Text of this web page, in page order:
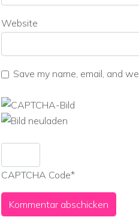
Website
Save my name, email, and
CAPTCHA Code*